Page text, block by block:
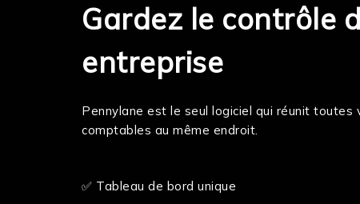
Gardez le contrôle
entreprise
Pennylane est le seul logiciel qui réunit toutes
comptables au même endroit.
✅ Tableau de bord unique